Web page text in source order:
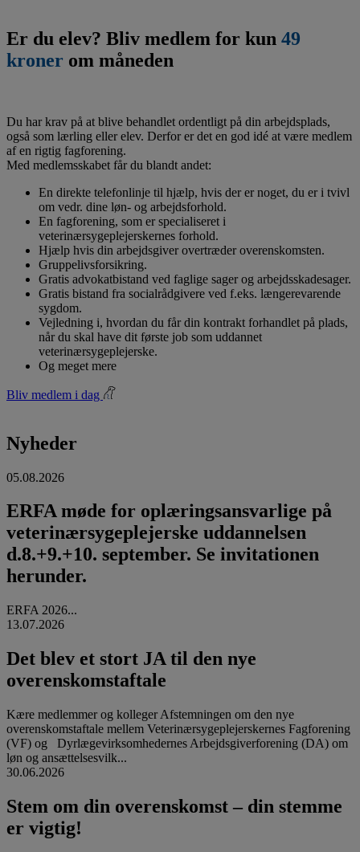
Er du elev? Bliv medlem for kun 49
kroner om måneden
Du har krav på at blive behandlet ordentligt på din arbejdsplads,
også som lærling eller elev. Derfor er det en god idé at være medlem
af en rigtig fagforening.
Med medlemsskabet får du blandt andet:
En direkte telefonlinje til hjælp, hvis der er noget, du er i tvivl
om vedr. dine løn- og arbejdsforhold.
En fagforening, som er specialiseret i
veterinærsygeplejerskernes forhold.
Hjælp hvis din arbejdsgiver overtræder overenskomsten.
Gruppelivsforsikring.
Gratis advokatbistand ved faglige sager og arbejdsskadesager.
Gratis bistand fra socialrådgivere ved f.eks. længerevarende
sygdom.
Vejledning i, hvordan du får din kontrakt forhandlet på plads,
når du skal have dit første job som uddannet
veterinærsygeplejerske.
Og meget mere
Bliv medlem i dag
Nyheder
05.08.2026
ERFA møde for oplæringsansvarlige på
veterinærsygeplejerske uddannelsen
d.8.+9.+10. september. Se invitationen
herunder.
ERFA 2026...
13.07.2026
Det blev et stort JA til den nye
overenskomstaftale
Kære medlemmer og kolleger Afstemningen om den nye
overenskomstaftale mellem Veterinærsygeplejerskernes Fagforening
(VF) og Dyrlægevirksomhedernes Arbejdsgiverforening (DA) om
løn og ansættelsesvilk...
30.06.2026
Stem om din overenskomst – din stemme
er vigtig!